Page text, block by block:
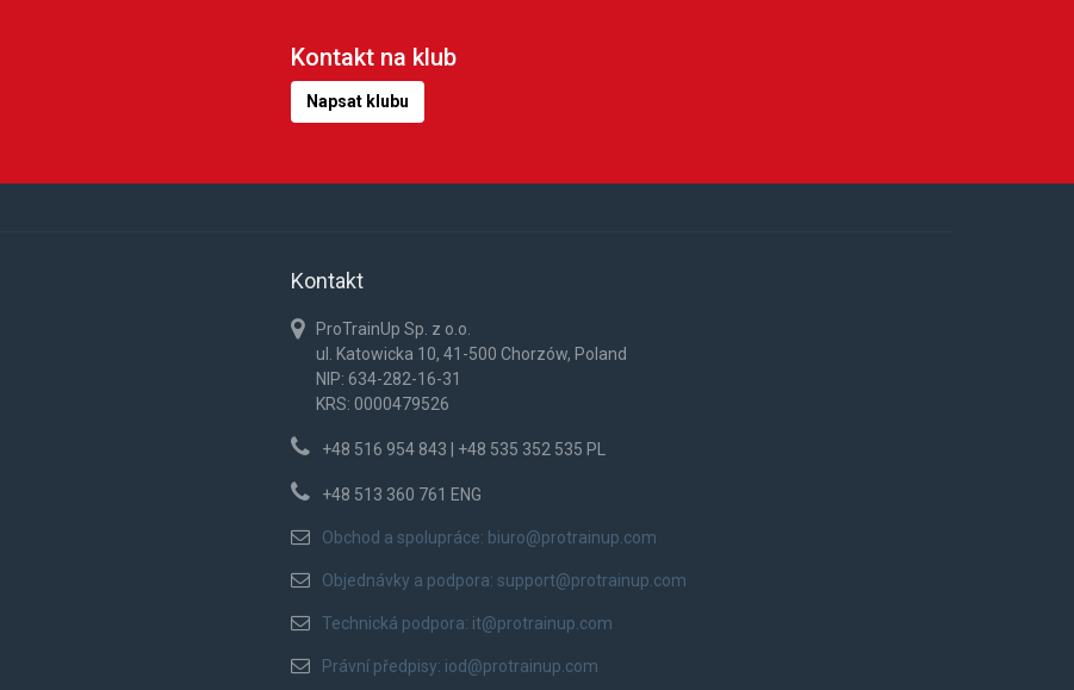
Kontakt na klub
Napsat klubu
Kontakt
ProTrainUp Sp. z o.o.
ul. Katowicka 10, 41-500 Chorzów, Poland
NIP: 634-282-16-31
KRS: 0000479526
+48 516 954 843 | +48 535 352 535 PL
+48 513 360 761 ENG
Obchod a spolupráce: biuro@protrainup.com
Objednávky a podpora: support@protrainup.com
Technická podpora: it@protrainup.com
Právní předpisy: iod@protrainup.com